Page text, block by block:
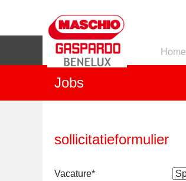
Home
Jobs
sollicitatieformulier
Vacature*